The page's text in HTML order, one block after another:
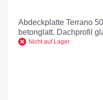
Abdeckplatte Terrano
betonglatt. Dachprofil
Nicht auf Lager